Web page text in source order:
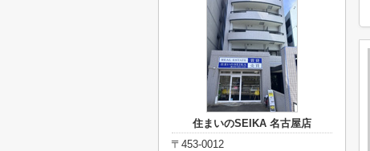
住まいのSEIKA 名古屋店
〒453-0012